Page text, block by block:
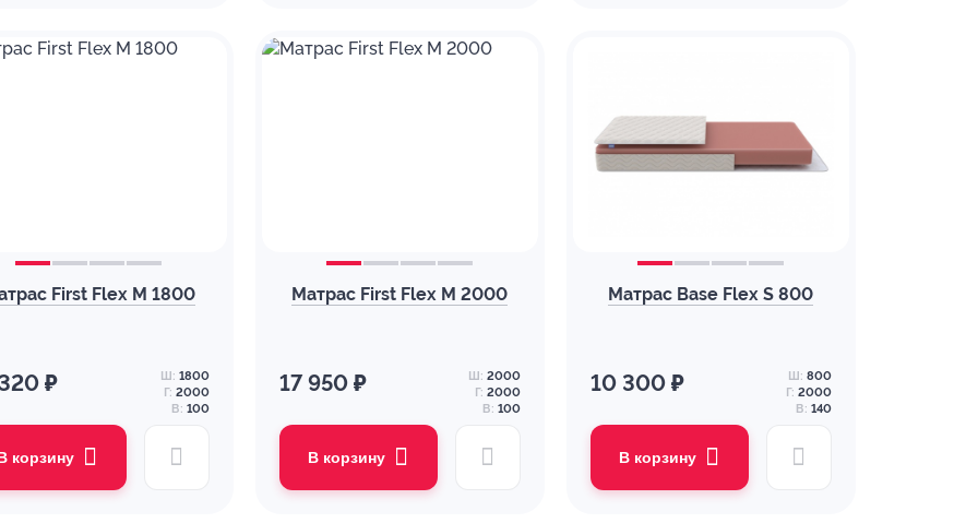
First Flex M 1800
₽ Ш: 1800
Г: 2000
В: 100
корзину
Матрас First Flex M 2000
17 950 ₽ Ш: 2000
Г: 2000
В: 100
В корзину
Матрас Base Flex S 800
10 300 ₽ Ш: 800
Г: 2000
В: 140
В корзину